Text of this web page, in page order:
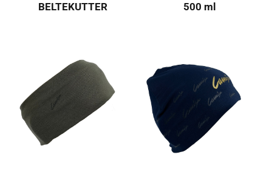
BELTEKUTTER
500 ml